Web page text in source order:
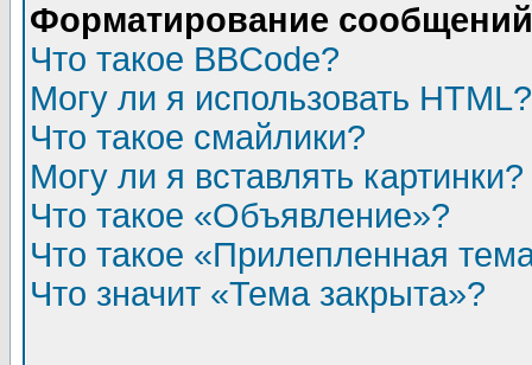
Форматирование
Что такое BBCode?
Могу ли я использовать HTML?
Что такое смайлики?
Могу ли я вставлять картинки?
Что такое «Объявление»?
Что такое «Прилепленная
Что значит «Тема закрыта»?